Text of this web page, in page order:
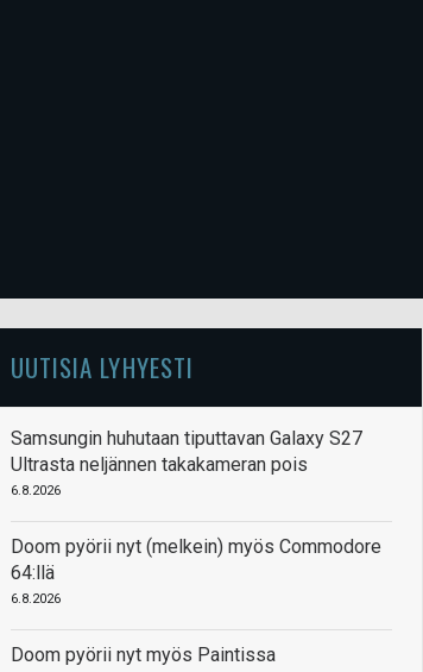
UUTISIA LYHYESTI
Samsungin huhutaan tiputtavan Galaxy S27
Ultrasta neljännen takakameran pois
6.8.2026
Doom pyörii nyt (melkein) myös Commodore
64:llä
6.8.2026
Doom pyörii nyt myös Paintissa